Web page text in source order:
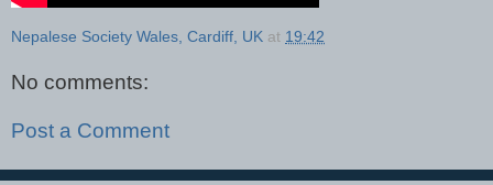
Nepalese Society Wales, Cardiff, UK at 19:42
No comments:
Post a Comment